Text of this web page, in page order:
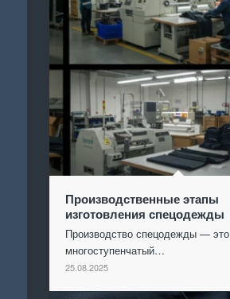
Производственные этапы
изготовления спецодежды
Производство спецодежды — это
многоступенчатый…
25.08.2025